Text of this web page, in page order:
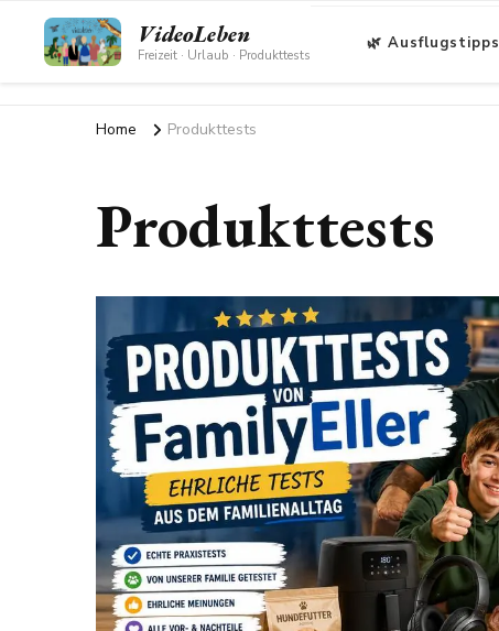
VideoLeben
Freizeit · Urlaub · Produkttests
🌿 Ausflugstipps
Home Produkttests
Produkttests